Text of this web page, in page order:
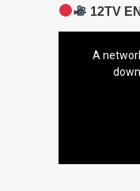
12TV
A